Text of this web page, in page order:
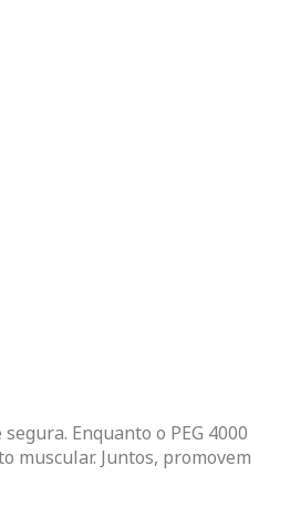
Enquanto o PEG 4000
muscular. Juntos, promovem